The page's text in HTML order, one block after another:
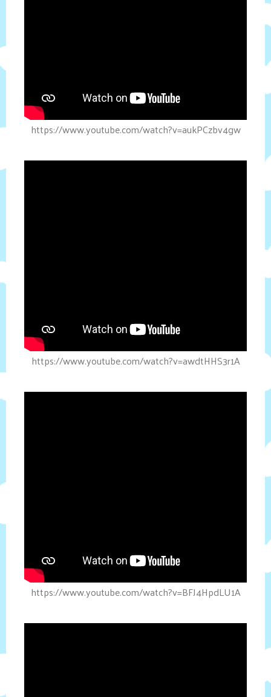
https://www.youtube.com/watch?v=aukPCzbv4gw
https://www.youtube.com/watch?v=awdtHHS3r1A
https://www.youtube.com/watch?v=BFJ4HpdLU1A